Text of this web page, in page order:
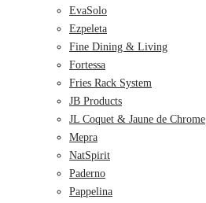
EvaSolo
Ezpeleta
Fine Dining & Living
Fortessa
Fries Rack System
JB Products
JL Coquet & Jaune de Chrome
Mepra
NatSpirit
Paderno
Pappelina